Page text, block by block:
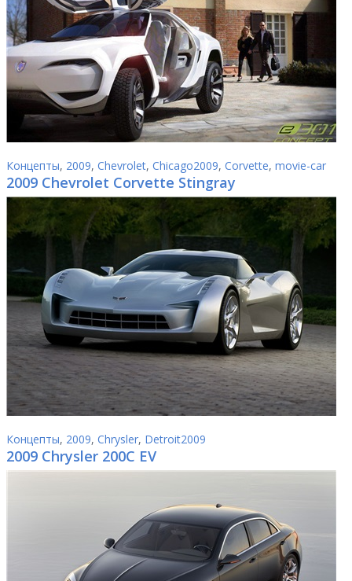
Концепты, 2009, Chevrolet, Chicago2009, Corvette, movie-car
2009 Chevrolet Corvette Stingray
Концепты, 2009, Chrysler, Detroit2009
2009 Chrysler 200C EV